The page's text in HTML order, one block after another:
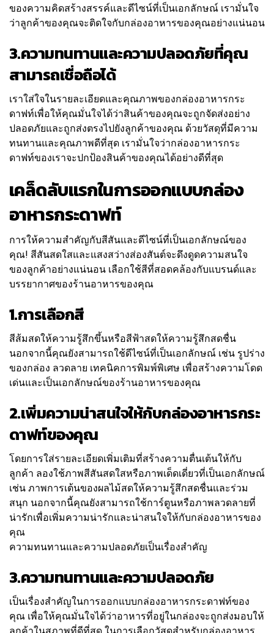
ของความคิดสร้างสรรค์และดีไซน์ที่เป็นเอกลักษณ์ เรามั่นใจ
ว่าลูกค้าของคุณจะติดใจกับกล่องอาหารของคุณอย่างแน่นอน
3.ความทนทานและความปลอดภัยที่คุณ
สามารถเชื่อถือได้
เราใส่ใจในรายละเอียดและคุณภาพของกล่องอาหารกระ
ดาฟท์เพื่อให้คุณมั่นใจได้ว่าสินค้าของคุณจะถูกจัดส่งอย่าง
ปลอดภัยและถูกส่งตรงไปยังลูกค้าของคุณ ด้วยวัสดุที่มีความ
ทนทานและคุณภาพดีที่สุด เรามั่นใจว่ากล่องอาหารกระ
ดาฟท์ของเราจะปกป้องสินค้าของคุณได้อย่างดีที่สุด
เคล็ดลับแรกในการออกแบบกล่อง
อาหารกระดาฟท์
การให้ความสำคัญกับสีสันและดีไซน์ที่เป็นเอกลักษณ์ของ
คุณ! สีสันสดใสและแสงสว่างส่องสันต์จะดึงดูดความสนใจ
ของลูกค้าอย่างแน่นอน เลือกใช้สีที่สอดคล้องกับแบรนด์และ
บรรยากาศของร้านอาหารของคุณ
1.การเลือกสี
สีส้มสดให้ความรู้สึกขึ้นหรือสีฟ้าสดให้ความรู้สึกสดชื่น
นอกจากนี้คุณยังสามารถใช้ดีไซน์ที่เป็นเอกลักษณ์ เช่น รูปร่าง
ของกล่อง ลวดลาย เทคนิคการพิมพ์พิเศษ เพื่อสร้างความโดด
เด่นและเป็นเอกลักษณ์ของร้านอาหารของคุณ
2.เพิ่มความน่าสนใจให้กับกล่องอาหารกระ
ดาฟท์ของคุณ
โดยการใส่รายละเอียดเพิ่มเติมที่สร้างความตื่นเต้นให้กับ
ลูกค้า ลองใช้ภาพสีสันสดใสหรือภาพเด็ดเดี่ยวที่เป็นเอกลักษณ์
เช่น ภาพการเต้นของผลไม้สดให้ความรู้สึกสดชื่นและร่วม
สนุก นอกจากนี้คุณยังสามารถใช้การ์ตูนหรือภาพลวดลายที่
น่ารักเพื่อเพิ่มความน่ารักและน่าสนใจให้กับกล่องอาหารของ
คุณ
ความทนทานและความปลอดภัยเป็นเรื่องสำคัญ
3.ความทนทานและความปลอดภัย
เป็นเรื่องสำคัญในการออกแบบกล่องอาหารกระดาฟท์ของ
คุณ เพื่อให้คุณมั่นใจได้ว่าอาหารที่อยู่ในกล่องจะถูกส่งมอบให้